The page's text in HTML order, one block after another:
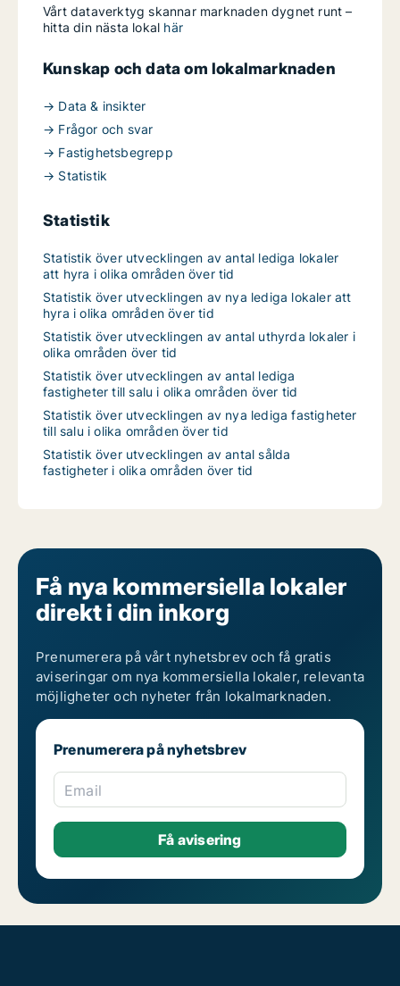
Vårt dataverktyg skannar marknaden dygnet runt –
hitta din nästa lokal här
Kunskap och data om lokalmarknaden
→ Data & insikter
→ Frågor och svar
→ Fastighetsbegrepp
→ Statistik
Statistik
Statistik över utvecklingen av antal lediga lokaler
att hyra i olika områden över tid
Statistik över utvecklingen av nya lediga lokaler att
hyra i olika områden över tid
Statistik över utvecklingen av antal uthyrda lokaler i
olika områden över tid
Statistik över utvecklingen av antal lediga
fastigheter till salu i olika områden över tid
Statistik över utvecklingen av nya lediga fastigheter
till salu i olika områden över tid
Statistik över utvecklingen av antal sålda
fastigheter i olika områden över tid
Få nya kommersiella lokaler
direkt i din inkorg
Prenumerera på vårt nyhetsbrev och få gratis
aviseringar om nya kommersiella lokaler, relevanta
möjligheter och nyheter från lokalmarknaden.
Prenumerera på nyhetsbrev
Email